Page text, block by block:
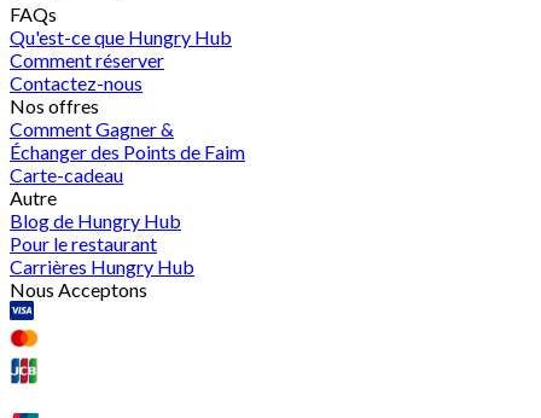
FAQs
Qu'est-ce que Hungry Hub
Comment réserver
Contactez-nous
Nos offres
Comment Gagner &
Échanger des Points de Faim
Carte-cadeau
Autre
Blog de Hungry Hub
Pour le restaurant
Carrières Hungry Hub
Nous Acceptons